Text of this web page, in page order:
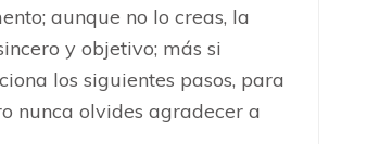
aunque no lo creas, la
y objetivo; más si
los siguientes pasos, para
nunca olvides agradecer a